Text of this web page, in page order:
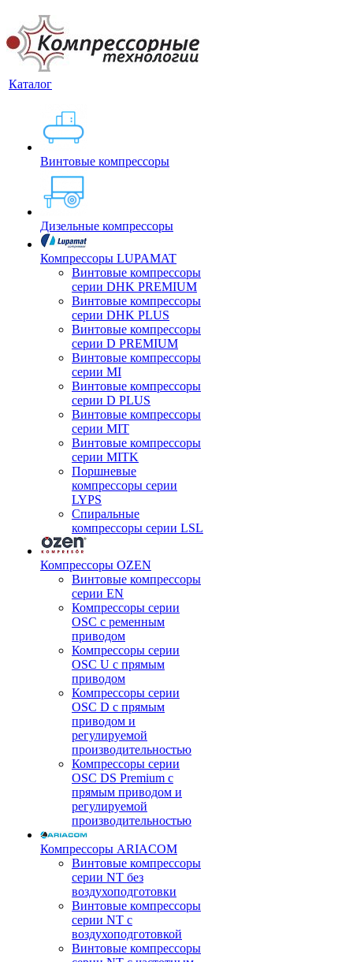
Каталог
Винтовые компрессоры
Дизельные компрессоры
Компрессоры LUPAMAT
Винтовые компрессоры
серии DHK PREMIUM
Винтовые компрессоры
серии DHK PLUS
Винтовые компрессоры
серии D PREMIUM
Винтовые компрессоры
серии MI
Винтовые компрессоры
серии D PLUS
Винтовые компрессоры
серии MIT
Винтовые компрессоры
серии MITK
Поршневые
компрессоры серии
LYPS
Спиральные
компрессоры серии LSL
Компрессоры OZEN
Винтовые компрессоры
серии EN
Компрессоры серии
OSC с ременным
приводом
Компрессоры серии
OSC U с прямым
приводом
Компрессоры серии
OSC D с прямым
приводом и
регулируемой
производительностью
Компрессоры серии
OSC DS Premium с
прямым приводом и
регулируемой
производительностью
Компрессоры ARIACOM
Винтовые компрессоры
серии NT без
воздухоподготовки
Винтовые компрессоры
серии NT c
воздухоподготовкой
Винтовые компрессоры